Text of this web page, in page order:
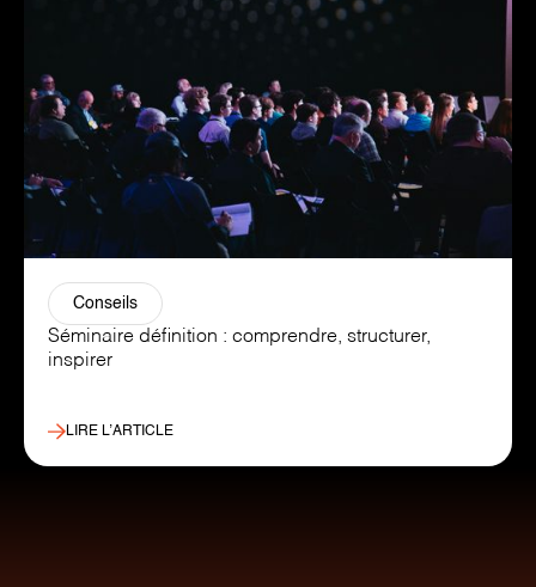
Conseils
Séminaire définition : comprendre, structurer,
inspirer
LIRE L’ARTICLE